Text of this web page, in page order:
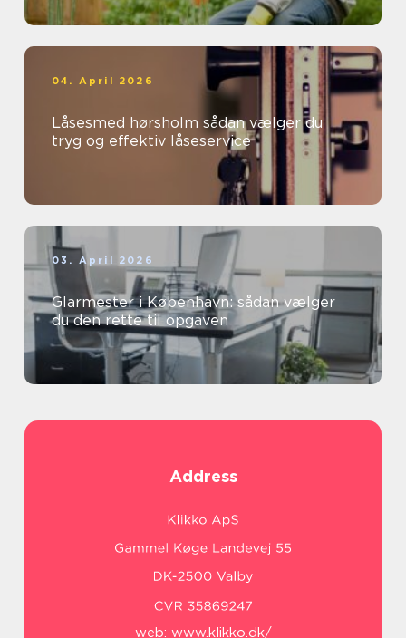
04. April 2026
Låsesmed hørsholm sådan vælger du
tryg og effektiv låseservice
03. April 2026
Glarmester i København: sådan vælger
du den rette til opgaven
Address
web: www.klikko.dk/